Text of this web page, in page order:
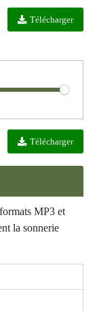
Télécharger
Volume
Télécharger
MP3 et
la sonnerie